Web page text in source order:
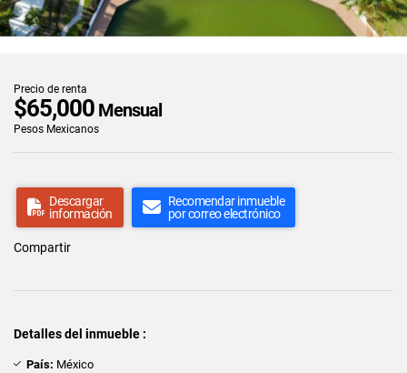
Precio de renta
$65,000 Mensual
Pesos Mexicanos
Descargar
información
Recomendar inmueble
por correo electrónico
Compartir
Detalles del inmueble :
País: México